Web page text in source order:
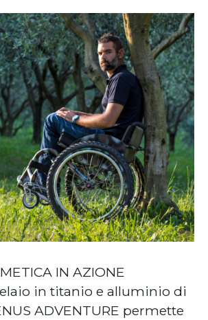
IN AZIONE
in titanio e alluminio di
ADVENTURE permette